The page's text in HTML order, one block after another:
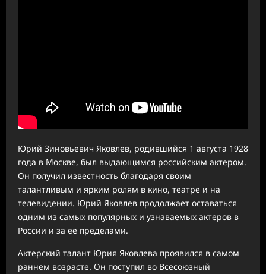
Юрий Зиновьевич Яковлев, родившийся 1 августа 1928
года в Москве, был выдающимся российским актером.
Он получил известность благодаря своим
талантливым и ярким ролям в кино, театре и на
телевидении. Юрий Яковлев продолжает оставаться
одним из самых популярных и узнаваемых актеров в
России и за ее пределами.
Актерский талант Юрия Яковлева проявился в самом
раннем возрасте. Он поступил во Всесоюзный